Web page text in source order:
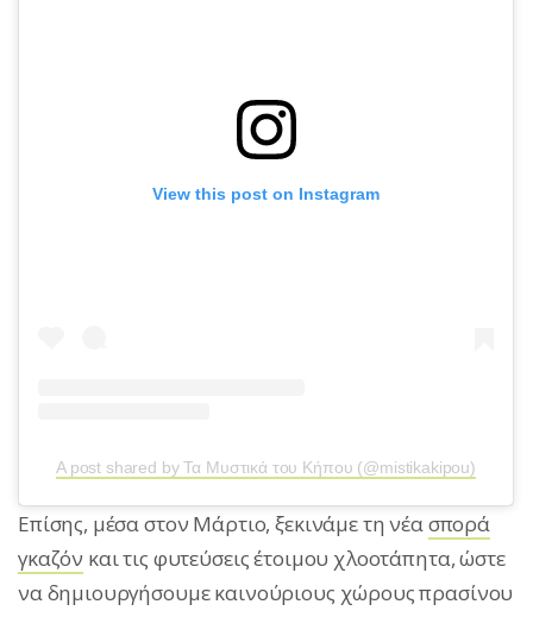
View this post on Instagram
A post shared by Τα Μυστικά του Κήπου (@mistikakipou)
Επίσης, μέσα στον Μάρτιο, ξεκινάμε τη νέασπορά
γκαζόν και τις φυτεύσεις έτοιμου χλοοτάπητα, ώστε
να δημιουργήσουμε καινούριους χώρους πρασίνου